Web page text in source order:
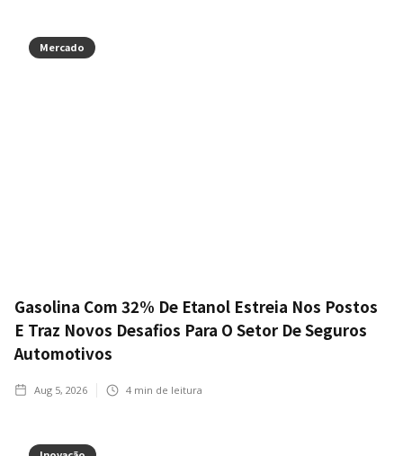
Mercado
Gasolina Com 32% De Etanol Estreia Nos Postos
E Traz Novos Desafios Para O Setor De Seguros
Automotivos
Aug 5, 2026 4 min de leitura